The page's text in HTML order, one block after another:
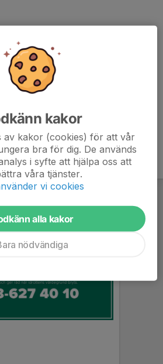
alla medlemmar.
kakor
av kakor (cookies) för att vår
bra för dig. De används
i syfte att hjälpa oss att
våra tjänster.
vi cookies
alla kakor
nödvändiga